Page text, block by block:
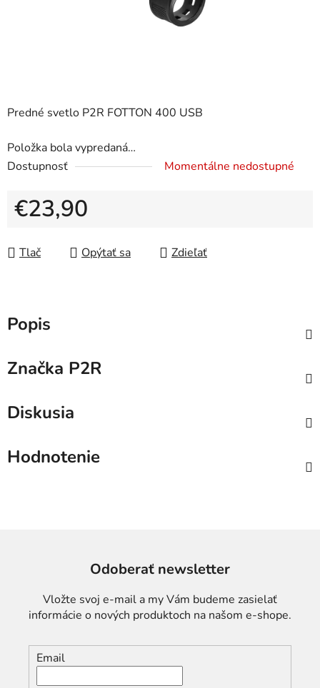
Predné svetlo P2R FOTTON 400 USB
Položka bola vypredaná…
Dostupnosť
Momentálne nedostupné
€23,90
Tlač
Opýtať sa Zdieľať
Popis
Značka P2R
Diskusia
Hodnotenie
Odoberať newsletter
Vložte svoj e-mail a my Vám budeme zasielať
informácie o nových produktoch na našom e-shope.
Email